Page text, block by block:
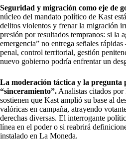
Seguridad y migración como eje de
núcleo del mandato político de Kast
delitos violentos y frenar la migración
presión por resultados tempranos: si la
emergencia” no entrega señales
penal, control territorial, gestión
nuevo gobierno podría enfrentar un
La moderación táctica y la pregunta
“sinceramiento”. Analistas citados
sostienen que Kast amplió su base al
valóricas en campaña, atrayendo
derechas diversas. El interrogante
línea en el poder o si reabrirá
instalado en La Moneda.